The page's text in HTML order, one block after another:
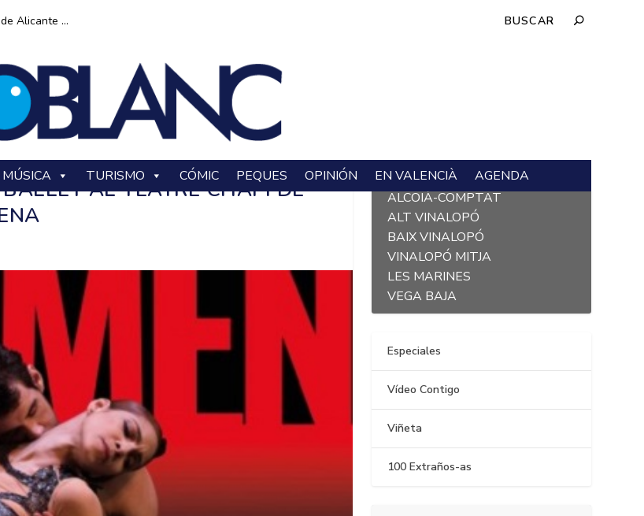
Alicante ...
MÚSICA TURISMO CÓMIC PEQUES OPINIÓN EN VALENCIÀ AGENDA
AL TEATRE CHAPÍ DE
L´ALACANTÍ
ALCOIÀ-COMPTAT
ALT VINALOPÓ
BAIX VINALOPÓ
VINALOPÓ MITJA
LES MARINES
VEGA BAJA
Especiales
Vídeo Contigo
Viñeta
100 Extraños-as